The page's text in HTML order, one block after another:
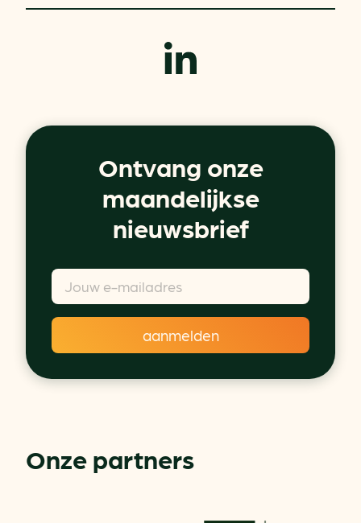
Ontvang onze
maandelijkse
nieuwsbrief
Onze partners